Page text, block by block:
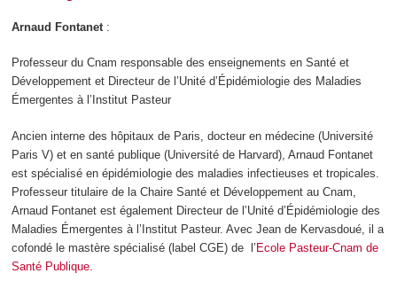
Arnaud Fontanet :
Professeur du Cnam responsable des enseignements en Santé et
Développement et Directeur de l’Unité d’Épidémiologie des Maladies
Émergentes à l’Institut Pasteur
Ancien interne des hôpitaux de Paris, docteur en médecine (Université
Paris V) et en santé publique (Université de Harvard), Arnaud Fontanet
est spécialisé en épidémiologie des maladies infectieuses et tropicales.
Professeur titulaire de la Chaire Santé et Développement au Cnam,
Arnaud Fontanet est également Directeur de l’Unité d’Épidémiologie des
Maladies Émergentes à l’Institut Pasteur. Avec Jean de Kervasdoué, il a
cofondé le mastère spécialisé (label CGE) de l’Ecole Pasteur-Cnam de
Santé Publique.